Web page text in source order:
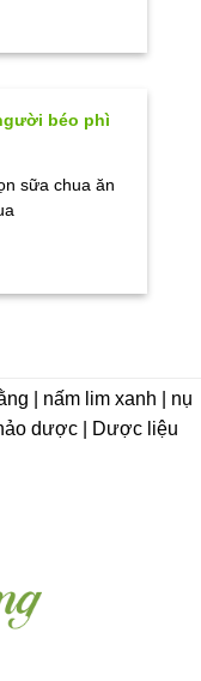
béo phì
sữa chua ăn
| nấm lim xanh | nụ
dược | Dược liệu